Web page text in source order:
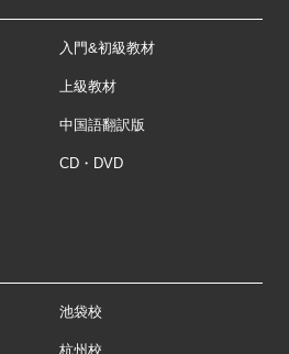
入門&初級教材
上級教材
中国語翻訳版
CD・DVD
池袋校
杭州校